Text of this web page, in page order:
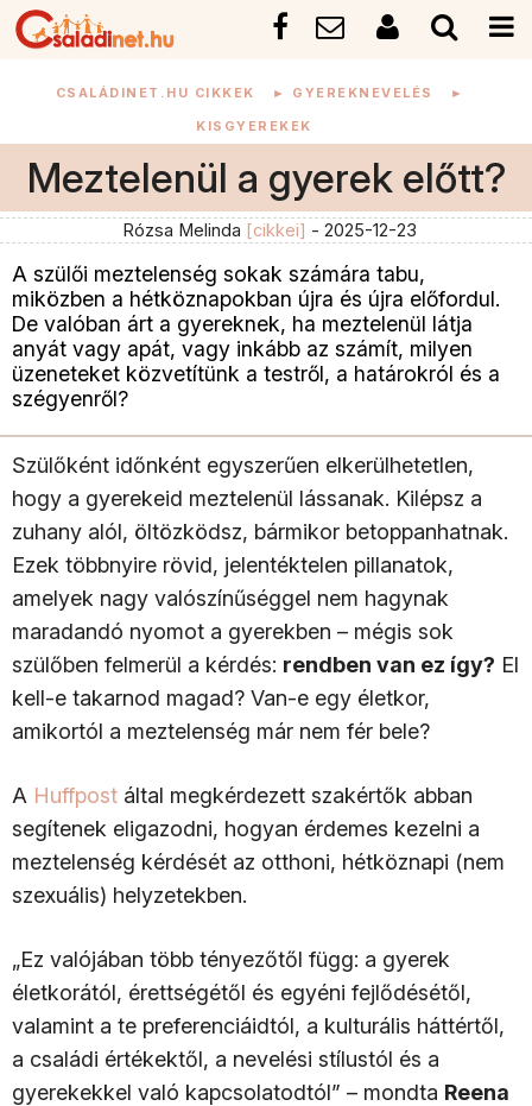
CSALÁDINET.HU CIKKEK ► GYEREKNEVELÉS ►
KISGYEREKEK
Meztelenül a gyerek előtt?
Rózsa Melinda [cikkei] - 2025-12-23
A szülői meztelenség sokak számára tabu,
miközben a hétköznapokban újra és újra előfordul.
De valóban árt a gyereknek, ha meztelenül látja
anyát vagy apát, vagy inkább az számít, milyen
üzeneteket közvetítünk a testről, a határokról és a
szégyenről?
Szülőként időnként egyszerűen elkerülhetetlen,
hogy a gyerekeid meztelenül lássanak. Kilépsz a
zuhany alól, öltözködsz, bármikor betoppanhatnak.
Ezek többnyire rövid, jelentéktelen pillanatok,
amelyek nagy valószínűséggel nem hagynak
maradandó nyomot a gyerekben – mégis sok
szülőben felmerül a kérdés: rendben van ez így? El
kell-e takarnod magad? Van-e egy életkor,
amikortól a meztelenség már nem fér bele?
A Huffpost által megkérdezett szakértők abban
segítenek eligazodni, hogyan érdemes kezelni a
meztelenség kérdését az otthoni, hétköznapi (nem
szexuális) helyzetekben.
„Ez valójában több tényezőtől függ: a gyerek
életkorától, érettségétől és egyéni fejlődésétől,
valamint a te preferenciáidtól, a kulturális háttértől,
a családi értékektől, a nevelési stílustól és a
gyerekekkel való kapcsolatodtól” – mondta Reena